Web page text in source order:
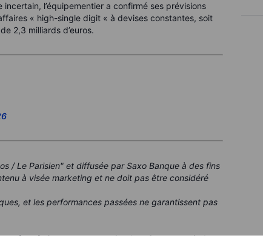
l’équipementier a confirmé ses prévisions
« high-single digit « à devises constantes, soit
2,3 milliards d’euros.
/ Le Parisien" et diffusée par Saxo Banque à des fins
à visée marketing et ne doit pas être considéré
et les performances passées ne garantissent pas
être émis par un partenaire dont Saxo perçoit des